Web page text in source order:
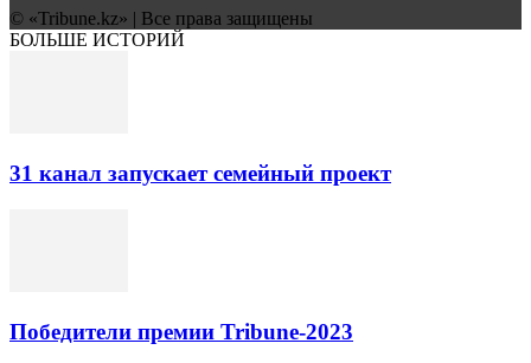
© «Tribune.kz» | Все права защищены
БОЛЬШЕ ИСТОРИЙ
31 канал запускает семейный проект
Победители премии Tribune-2023